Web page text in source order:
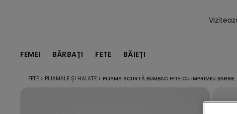
FEMEI BĂRBAȚI FETE BĂIEȚI
FETE > PIJAMALE ȘI HALATE > PIJAMA SCURTĂ BUMBAC FETE CU IMPRIMEU BARBIE